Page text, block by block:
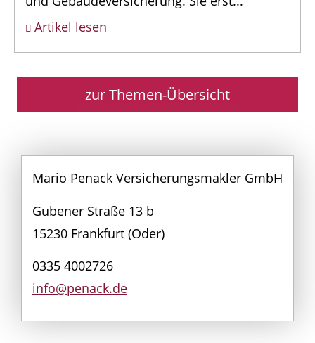
Artikel lesen
zur Themen-Übersicht
Mario Penack Versicherungsmakler GmbH
Gubener Straße 13 b
15230 Frankfurt (Oder)
0335 4002726
info@penack.de